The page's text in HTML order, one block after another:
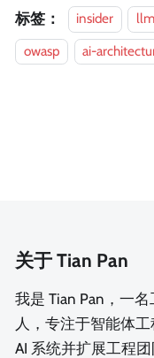
标签： insider
owasp
ai-
关于 Tian Pan
我是 Tian Pan，一
人，专注于智能体
AI 系统并扩展工程